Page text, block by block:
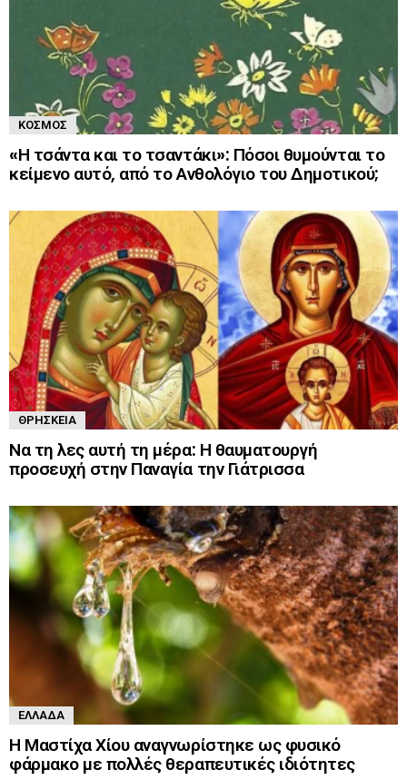
ΚΌΣΜΟΣ
«Η τσάντα και το τσαντάκι»: Πόσοι θυμούνται το
κείμενο αυτό, από το Ανθολόγιο του Δημοτικού;
ΘΡΗΣΚΕΊΑ
Να τη λες αυτή τη μέρα: Η θαυματουργή
προσευχή στην Παναγία την Γιάτρισσα
ΕΛΛΆΔΑ
Η Μαστίχα Χίου αναγνωρίστηκε ως φυσικό
φάρμακο με πολλές θεραπευτικές ιδιότητες